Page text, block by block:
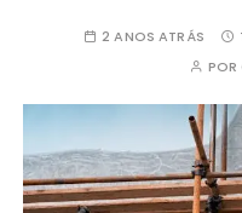
2 ANOS ATRÁS
POR